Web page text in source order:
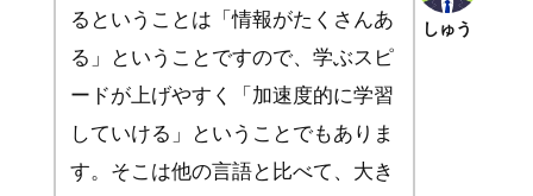
しゅう
るということは「情報がたくさんあ
る」ということですので、学ぶスピ
ードが上げやすく「加速度的に学習
していける」ということでもありま
す。そこは他の言語と比べて、大き